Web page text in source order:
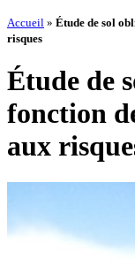
Accueil » Étude de sol
risques
Étude de
fonction
aux